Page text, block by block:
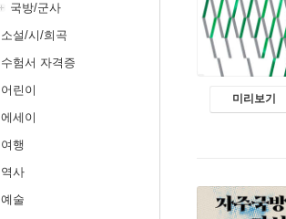
국방/군사
소설/시/희곡
수험서 자격증
어린이
에세이
여행
역사
예술
미리보기